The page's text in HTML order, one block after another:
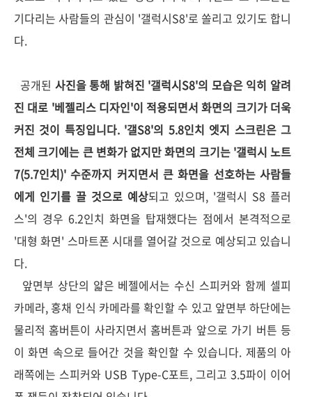
기다리는 사람들의 관심이 '갤럭시S8'로 쏠리고 있기도 합니
다.
공개된 사진을 통해 밝혀진 '갤럭시S8'의 모습은 익히 알려
진 대로 '베젤리스 디자인'이 적용되면서 화면의 크기가 더욱
커진 것이 특징입니다. '갤S8'의 5.8인치 엣지 스크린은 그
전체 크기에는 큰 변화가 없지만 화면의 크기는 '갤럭시 노트
7(5.7인치)' 수준까지 커지면서 큰 화면을 선호하는 사람들
에게 인기를 끌 것으로 예상되고 있으며, '갤럭시 S8 플러
스'의 경우 6.2인치 화면을 탑재했다는 점에서 본격적으로
'대형 화면' 스마트폰 시대를 열어갈 것으로 예상되고 있습니
다.
앞면부 상단의 얇은 베젤에서는 수신 스피커와 함께 셀피
카메라, 홍채 인식 카메라를 확인할 수 있고 앞면부 하단에는
물리적 홈버튼이 사라지면서 홈버튼과 앞으로 가기 버튼 등
이 화면 속으로 들어간 것을 확인할 수 있습니다. 제품의 아
래쪽에는 스피커와 USB Type-C포트, 그리고 3.5파이 이어